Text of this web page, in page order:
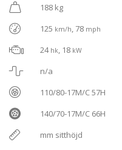
188 kg
125 km/h, 78 mph
24 hk, 18 kW
n/a
110/80-17M/C 57H
140/70-17M/C 66H
mm sitthöjd